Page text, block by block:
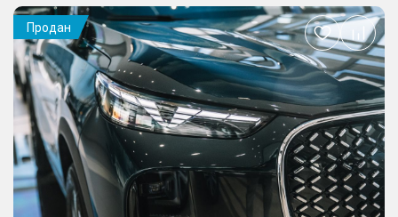
Продан
Добавить
в
избранное